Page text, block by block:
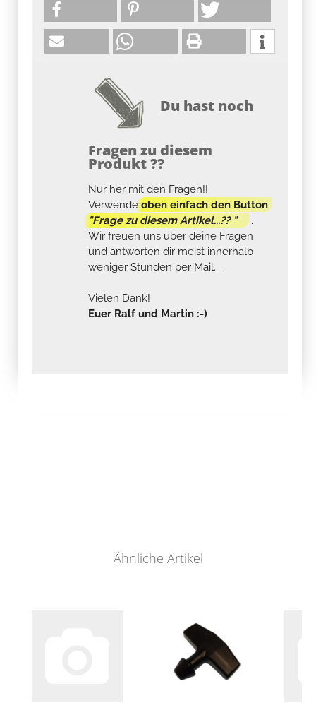
Du hast noch
Fragen zu diesem
Produkt ??
Nur her mit den Fragen!!
Verwendeoben einfach den Button
"Frage zu diesem Artikel...?? "
.
Wir freuen uns über deine Fragen
und antworten dir meist innerhalb
weniger Stunden per Mail....
Vielen Dank!
Euer Ralf und Martin :-)
Ähnliche Artikel